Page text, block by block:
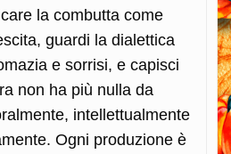
la combutta come
guardi la dialettica
e sorrisi, e capisci
non ha più nulla da
intellettualmente
Ogni produzione è